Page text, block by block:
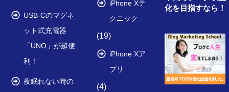
USB-Cのマグネ
ット式充電器
「UNO」が超便
利！
夜眠れない時の
iPhone Xテ
クニック
(19)
iPhone Xア
プリ
(4)
化を目指すなら！